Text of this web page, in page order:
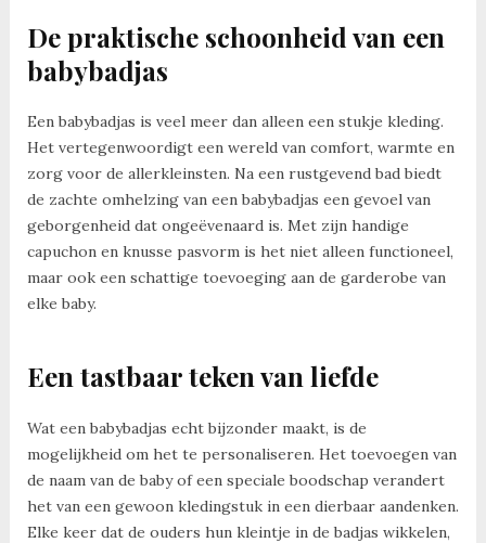
De praktische schoonheid van een
babybadjas
Een babybadjas is veel meer dan alleen een stukje kleding.
Het vertegenwoordigt een wereld van comfort, warmte en
zorg voor de allerkleinsten. Na een rustgevend bad biedt
de zachte omhelzing van een babybadjas een gevoel van
geborgenheid dat ongeëvenaard is. Met zijn handige
capuchon en knusse pasvorm is het niet alleen functioneel,
maar ook een schattige toevoeging aan de garderobe van
elke baby.
Een tastbaar teken van liefde
Wat een babybadjas echt bijzonder maakt, is de
mogelijkheid om het te personaliseren. Het toevoegen van
de naam van de baby of een speciale boodschap verandert
het van een gewoon kledingstuk in een dierbaar aandenken.
Elke keer dat de ouders hun kleintje in de badjas wikkelen,